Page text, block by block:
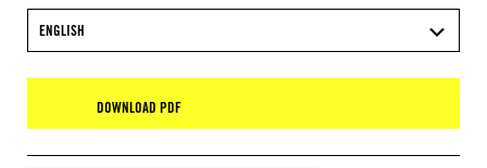
ENGLISH
DOWNLOAD PDF